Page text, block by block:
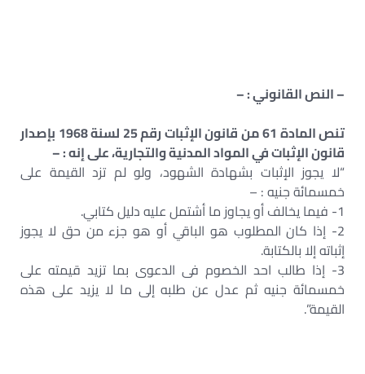
– النص القانوني : –
تنص المادة 61 من قانون الإثبات رقم 25 لسنة 1968 بإصدار
قانون الإثبات في المواد المدنية والتجارية، على إنه : –
“لا يجوز الإثبات بشهادة الشهود، ولو لم تزد القيمة على
خمسمائة جنيه : –
1- فيما يخالف أو يجاوز ما أشتمل عليه دليل كتابي.
2- إذا كان المطلوب هو الباقي أو هو جزء من حق لا يجوز
إثباته إلا بالكتابة.
3- إذا طالب احد الخصوم فى الدعوى بما تزيد قيمته على
خمسمائة جنيه ثم عدل عن طلبه إلى ما لا يزيد على هذه
القيمة”.